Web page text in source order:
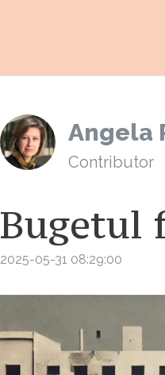
Angela
Contributor
Bugetul
2025-05-31 08:29:00